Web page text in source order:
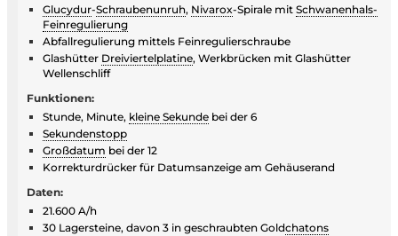
Glucydur-Schraubenunruh, Nivarox-Spirale mit Schwanenhals-
Feinregulierung
Abfallregulierung mittels Feinregulierschraube
Glashütter Dreiviertelplatine, Werkbrücken mit Glashütter
Wellenschliff
Funktionen:
Stunde, Minute, kleine Sekunde bei der 6
Sekundenstopp
Großdatum bei der 12
Korrekturdrücker für Datumsanzeige am Gehäuserand
Daten:
21.600 A/h
30 Lagersteine, davon 3 in geschraubten Goldchatons